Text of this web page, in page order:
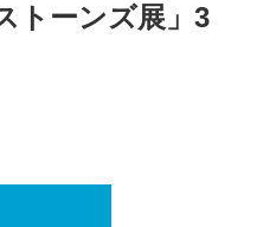
トーンズ展」3